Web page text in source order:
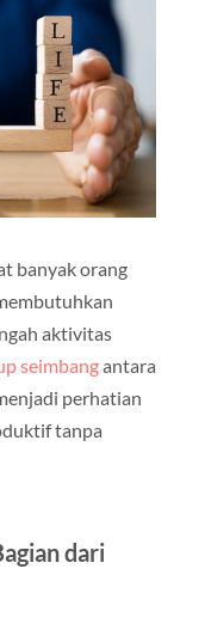
banyak orang
aktivitas
seimbangantara
perhatian
tanpa
dari